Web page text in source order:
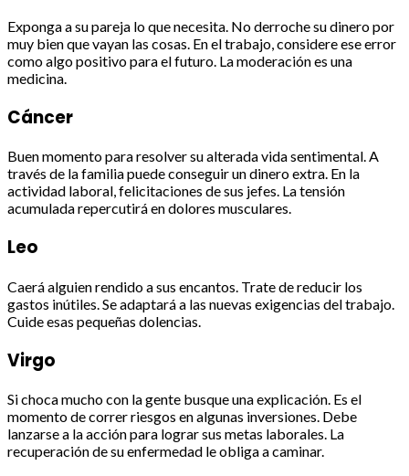
Exponga a su pareja lo que necesita. No derroche su dinero por
muy bien que vayan las cosas. En el trabajo, considere ese error
como algo positivo para el futuro. La moderación es una
medicina.
Cáncer
Buen momento para resolver su alterada vida sentimental. A
través de la familia puede conseguir un dinero extra. En la
actividad laboral, felicitaciones de sus jefes. La tensión
acumulada repercutirá en dolores musculares.
Leo
Caerá alguien rendido a sus encantos. Trate de reducir los
gastos inútiles. Se adaptará a las nuevas exigencias del trabajo.
Cuide esas pequeñas dolencias.
Virgo
Si choca mucho con la gente busque una explicación. Es el
momento de correr riesgos en algunas inversiones. Debe
lanzarse a la acción para lograr sus metas laborales. La
recuperación de su enfermedad le obliga a caminar.